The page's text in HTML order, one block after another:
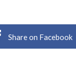
Share on Facebook